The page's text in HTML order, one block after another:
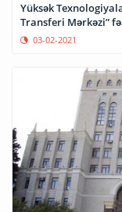
Yüksək
03-02-2021